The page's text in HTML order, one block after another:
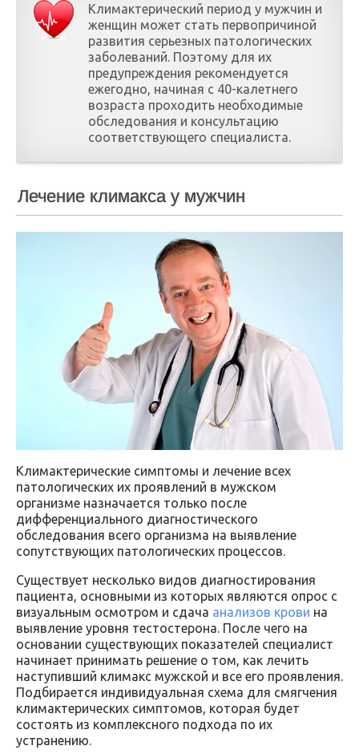
Климактерический период у мужчин и
женщин может стать первопричиной
развития серьезных патологических
заболеваний. Поэтому для их
предупреждения рекомендуется
ежегодно, начиная с 40-калетнего
возраста проходить необходимые
обследования и консультацию
соответствующего специалиста.
Лечение климакса у мужчин
Климактерические симптомы и лечение всех
патологических их проявлений в мужском
организме назначается только после
дифференциального диагностического
обследования всего организма на выявление
сопутствующих патологических процессов.
Существует несколько видов диагностирования
пациента, основными из которых являются опрос с
визуальным осмотром и сдача анализов крови на
выявление уровня тестостерона. После чего на
основании существующих показателей специалист
начинает принимать решение о том, как лечить
наступивший климакс мужской и все его проявления.
Подбирается индивидуальная схема для смягчения
климактерических симптомов, которая будет
состоять из комплексного подхода по их
устранению.